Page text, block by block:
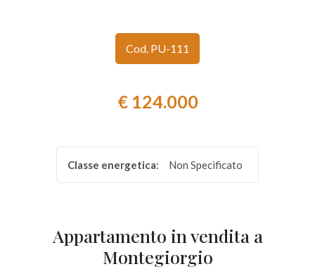
Cod. PU-111
€ 124.000
Classe energetica: Non Specificato
Appartamento in vendita a
Montegiorgio
multiscelta